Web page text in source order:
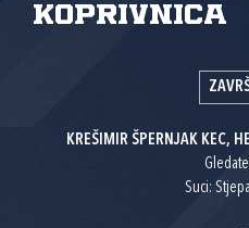
Koprivnica
KREŠIMIR ŠPERNJAK KEC,
Suci: